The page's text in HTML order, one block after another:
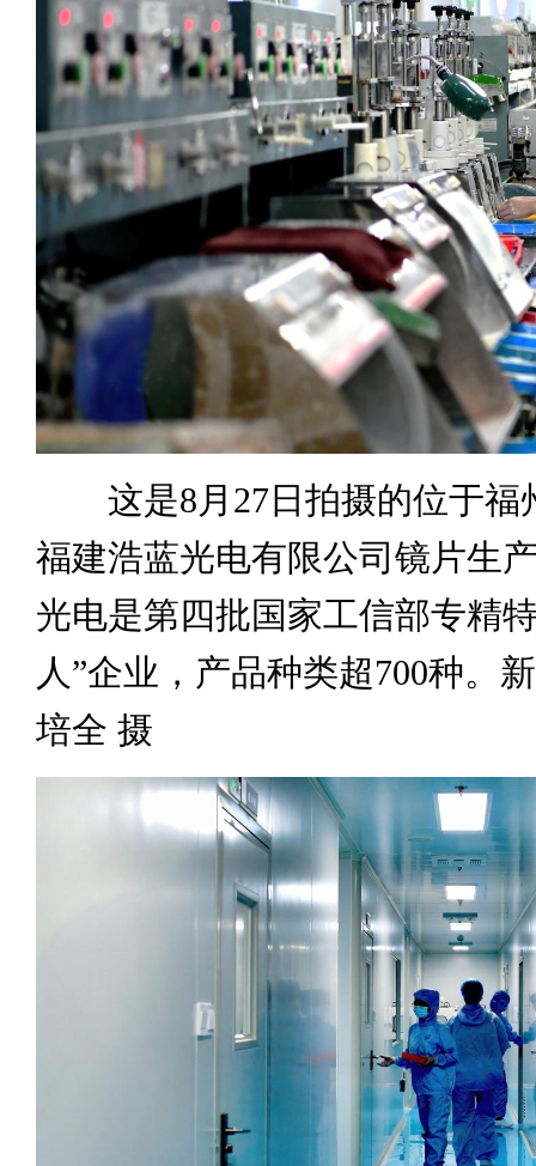
这是8月27日拍摄的位于福
福建浩蓝光电有限公司镜片生
光电是第四批国家工信部专精
人”企业，产品种类超700种。
培全 摄